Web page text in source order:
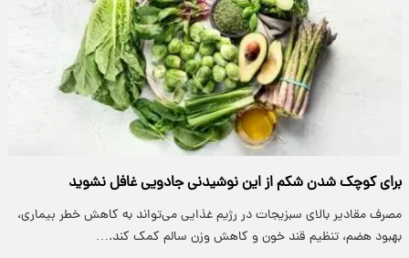
برای کوچک شدن شکم از این نوشیدنی جادویی غافل نشوید
مصرف مقادیر بالای سبزیجات در رژیم غذایی می‌تواند به کاهش خطر بیماری،
بهبود هضم، تنظیم قند خون و کاهش وزن سالم کمک کند.…